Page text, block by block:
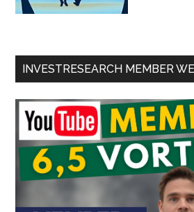
INVESTRESEARCH MEMBER